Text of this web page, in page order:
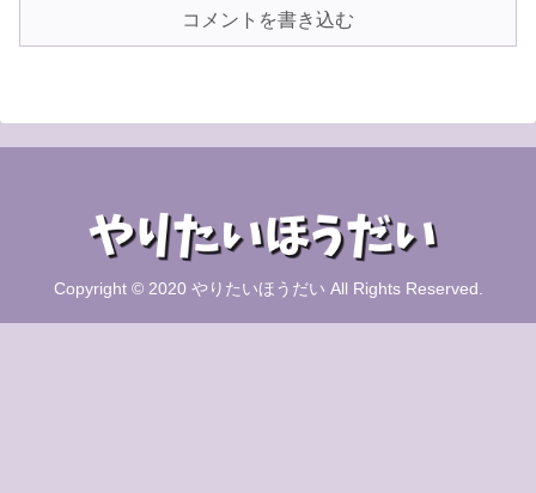
コメントを書き込む
Copyright © 2020 やりたいほうだい All Rights Reserved.